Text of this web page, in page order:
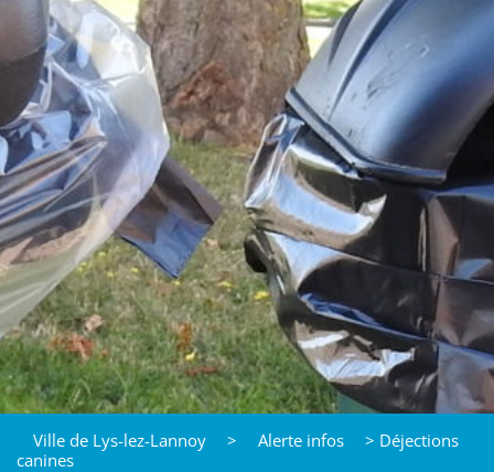
Ville de Lys-lez-Lannoy > Alerte infos > Déjections
canines